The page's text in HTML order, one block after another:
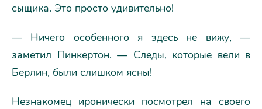
сыщика. Это просто удивительно!
— Ничего особенного я здесь не вижу, —
заметил Пинкертон. — Следы, которые вели в
Берлин, были слишком ясны!
Незнакомец иронически посмотрел на своего